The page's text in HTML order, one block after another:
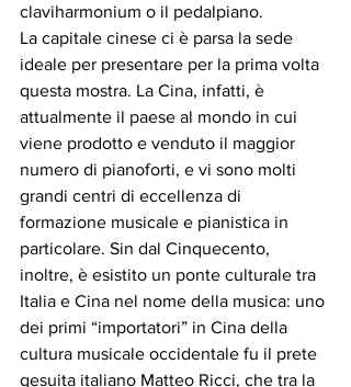
claviharmonium o il pedalpiano.
La capitale cinese ci è parsa la sede
ideale per presentare per la prima volta
questa mostra. La Cina, infatti, è
attualmente il paese al mondo in cui
viene prodotto e venduto il maggior
numero di pianoforti, e vi sono molti
grandi centri di eccellenza di
formazione musicale e pianistica in
particolare. Sin dal Cinquecento,
inoltre, è esistito un ponte culturale tra
Italia e Cina nel nome della musica: uno
dei primi “importatori” in Cina della
cultura musicale occidentale fu il prete
gesuita italiano Matteo Ricci, che tra la